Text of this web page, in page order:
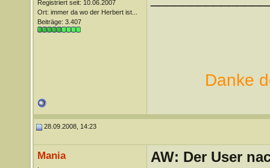
Registriert seit: 10.06.2007
Ort: immer da wo der Herbert ist...
Beiträge: 3.407
Danke
28.09.2008, 14:23
Mania
AW: Der User